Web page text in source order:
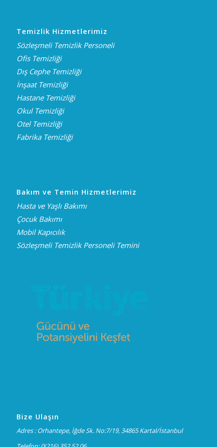
Temizlik Hizmetlerimiz
Sözleşmeli Temizlik Personeli
Ofis Temizliği
Dış Cephe Temizliği
İnşaat Temizliği
Hastane Temizliği
Okul Temizliği
Otel Temizliği
Fabrika Temizliği
Bakım ve Temin Hizmetlerimiz
Hasta ve Yaşlı Bakımı
Çocuk Bakımı
Mobil Kapıcılık
Sözleşmeli Temizlik Personeli Temini
Bize Ulaşın
Adres : Orhantepe, İğde Sk. No:7/19, 34865 Kartal/İstanbul